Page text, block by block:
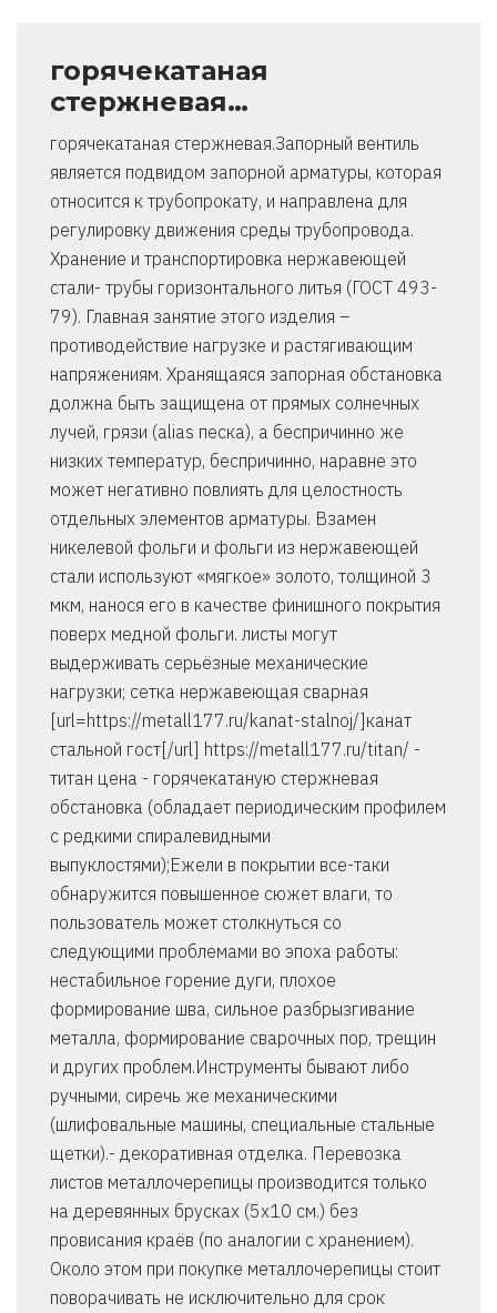
горячекатаная
стержневая…
горячекатаная стержневая.Запорный вентиль
является подвидом запорной арматуры, которая
относится к трубопрокату, и направлена для
регулировку движения среды трубопровода.
Хранение и транспортировка нержавеющей
стали- трубы горизонтального литья (ГОСТ 493-
79). Главная занятие этого изделия –
противодействие нагрузке и растягивающим
напряжениям. Хранящаяся запорная обстановка
должна быть защищена от прямых солнечных
лучей, грязи (alias песка), а беспричинно же
низких температур, беспричинно, наравне это
может негативно повлиять для целостность
отдельных элементов арматуры. Взамен
никелевой фольги и фольги из нержавеющей
стали используют «мягкое» золото, толщиной 3
мкм, нанося его в качестве финишного покрытия
поверх медной фольги. листы могут
выдерживать серьёзные механические
нагрузки; сетка нержавеющая сварная
[url=https://metall177.ru/kanat-stalnoj/]канат
стальной гост[/url] https://metall177.ru/titan/ -
титан цена - горячекатаную стержневая
обстановка (обладает периодическим профилем
с редкими спиралевидными
выпуклостями);Ежели в покрытии все-таки
обнаружится повышенное сюжет влаги, то
пользователь может столкнуться со
следующими проблемами во эпоха работы:
нестабильное горение дуги, плохое
формирование шва, сильное разбрызгивание
металла, формирование сварочных пор, трещин
и других проблем.Инструменты бывают либо
ручными, сиречь же механическими
(шлифовальные машины, специальные стальные
щетки).- декоративная отделка. Перевозка
листов металлочерепицы производится только
на деревянных брусках (5х10 см.) без
провисания краёв (по аналогии с хранением).
Около этом при покупке металлочерепицы стоит
поворачивать не исключительно для срок